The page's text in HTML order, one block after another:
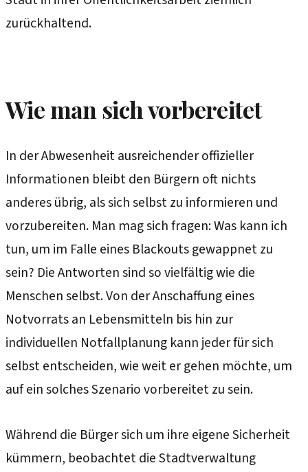
zurückhaltend.
Wie man sich vorbereitet
In der Abwesenheit ausreichender offizieller
Informationen bleibt den Bürgern oft nichts
anderes übrig, als sich selbst zu informieren und
vorzubereiten. Man mag sich fragen: Was kann ich
tun, um im Falle eines Blackouts gewappnet zu
sein? Die Antworten sind so vielfältig wie die
Menschen selbst. Von der Anschaffung eines
Notvorrats an Lebensmitteln bis hin zur
individuellen Notfallplanung kann jeder für sich
selbst entscheiden, wie weit er gehen möchte, um
auf ein solches Szenario vorbereitet zu sein.
Während die Bürger sich um ihre eigene Sicherheit
kümmern, beobachtet die Stadtverwaltung